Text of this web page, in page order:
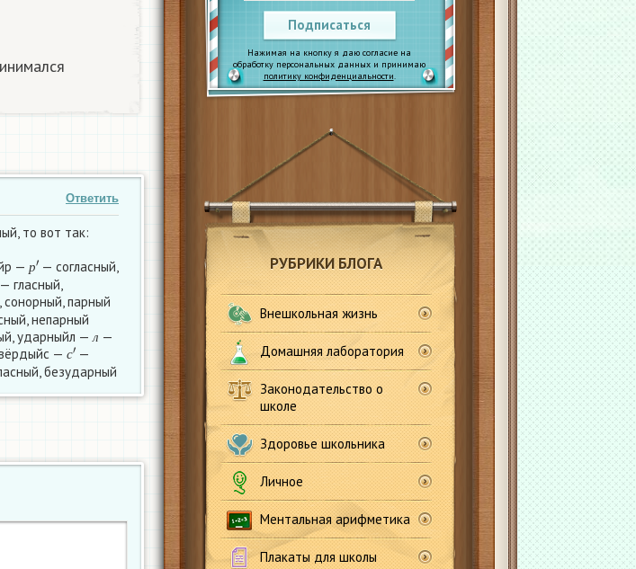
Подписаться
Нажимая на кнопку я даю согласие на
обработку персональных данных и принимаю
политику конфиденциальности.
РУБРИКИ БЛОГА
Внешкольная жизнь
Домашняя лаборатория
Законодательство о
школе
Здоровье школьника
Личное
Ментальная арифметика
Плакаты для школы
Ответить
то вот так:
— р′ — согласный,
— гласный,
сонорный, парный
непарный
ударныйл —
—
— с′ —
безударный